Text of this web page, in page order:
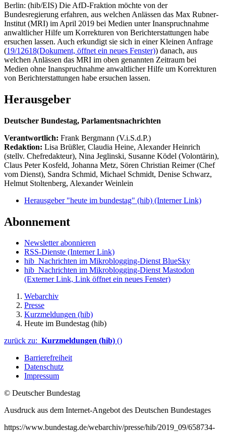
Berlin: (hib/EIS) Die AfD-Fraktion möchte von der
Bundesregierung erfahren, aus welchen Anlässen das Max Rubner-
Institut (MRI) im April 2019 bei Medien unter Inanspruchnahme
anwaltlicher Hilfe um Korrekturen von Berichterstattungen habe
ersuchen lassen. Auch erkundigt sie sich in einer Kleinen Anfrage
(19/12618(Dokument, öffnet ein neues Fenster)) danach, aus
welchen Anlässen das MRI im oben genannten Zeitraum bei
Medien ohne Inanspruchnahme anwaltlicher Hilfe um Korrekturen
von Berichterstattungen habe ersuchen lassen.
Herausgeber
Deutscher Bundestag, Parlamentsnachrichten
Verantwortlich: Frank Bergmann (V.i.S.d.P.)
Redaktion: Lisa Brüßler, Claudia Heine, Alexander Heinrich
(stellv. Chefredakteur), Nina Jeglinski, Susanne Ködel (Volontärin),
Claus Peter Kosfeld, Johanna Metz, Sören Christian Reimer (Chef
vom Dienst), Sandra Schmid, Michael Schmidt, Denise Schwarz,
Helmut Stoltenberg, Alexander Weinlein
Herausgeber "heute im bundestag" (hib) (Interner Link)
Abonnement
Newsletter abonnieren
RSS-Dienste (Interner Link)
hib_Nachrichten im Mikroblogging-Dienst BlueSky
hib_Nachrichten im Mikroblogging-Dienst Mastodon
(Externer Link, Link öffnet ein neues Fenster)
Webarchiv
Presse
Kurzmeldungen (hib)
Heute im Bundestag (hib)
zurück zu: Kurzmeldungen (hib) ()
Barrierefreiheit
Datenschutz
Impressum
© Deutscher Bundestag
Ausdruck aus dem Internet-Angebot des Deutschen Bundestages
https://www.bundestag.de/webarchiv/presse/hib/2019_09/658734-